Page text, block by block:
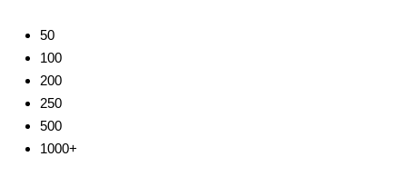
50
100
200
250
500
1000+